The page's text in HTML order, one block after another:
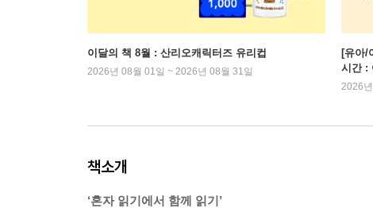
이달의 책 8월 : 산리오캐릭터즈 유리컵
2026년 08월 01일 ~ 2026년 08월 31일
[유아/
시간 :
2026
책소개
‘혼자 읽기에서 함께 읽기’